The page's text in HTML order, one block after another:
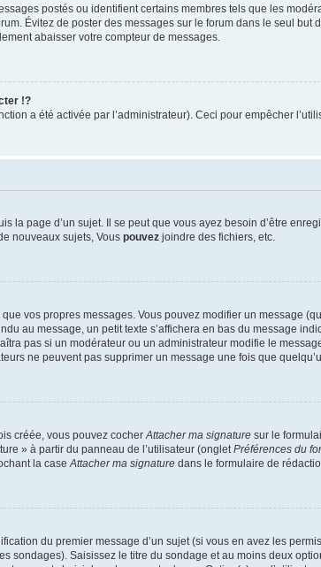
postés ou identifient certains membres tels que les
Évitez de poster des messages sur le forum dans le seul
abaisser votre compteur de messages.
!?
a été activée par l’administrateur). Ceci pour empêcher
la page d’un sujet. Il se peut que vous ayez besoin d’être
nouveaux sujets, Vous pouvez joindre des fichiers, etc.
vos propres messages. Vous pouvez modifier un message
au message, un petit texte s’affichera en bas du message
pas si un modérateur ou un administrateur modifie le
ne peuvent pas supprimer un message une fois que
créée, vous pouvez cocherAttacher ma signature sur le
» à partir du panneau de l’utilisateur (ongletPréférences du
la caseAttacher ma signature dans le formulaire de
du premier message d’un sujet (si vous en avez les
sondages). Saisissez le titre du sondage et au moins deux